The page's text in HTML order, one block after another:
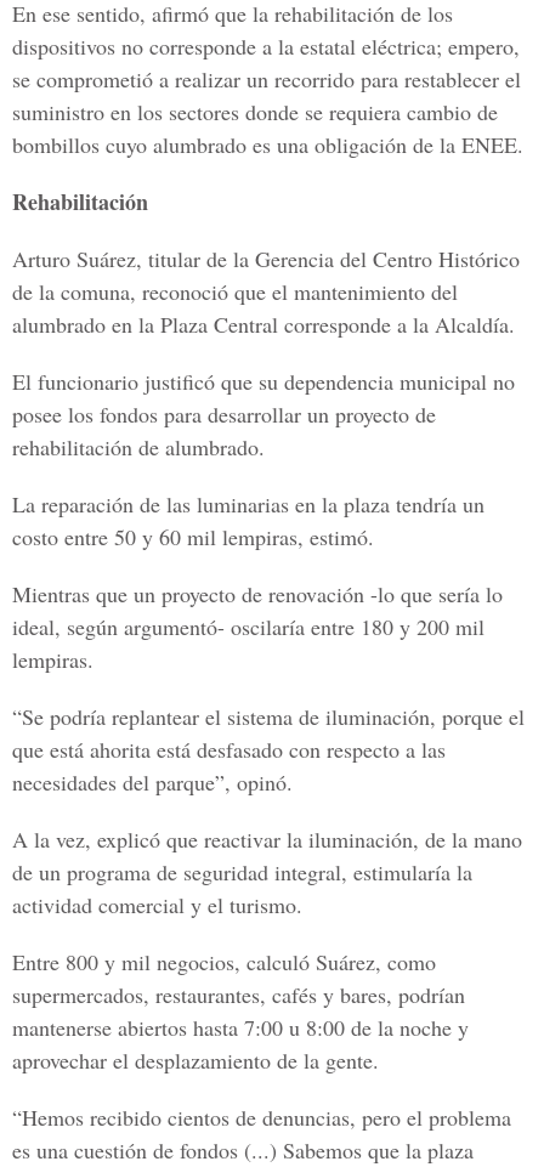
En ese sentido, afirmó que la rehabilitación de los
dispositivos no corresponde a la estatal eléctrica; empero,
se comprometió a realizar un recorrido para restablecer el
suministro en los sectores donde se requiera cambio de
bombillos cuyo alumbrado es una obligación de la ENEE.
Rehabilitación
Arturo Suárez, titular de la Gerencia del Centro Histórico
de la comuna, reconoció que el mantenimiento del
alumbrado en la Plaza Central corresponde a la Alcaldía.
El funcionario justificó que su dependencia municipal no
posee los fondos para desarrollar un proyecto de
rehabilitación de alumbrado.
La reparación de las luminarias en la plaza tendría un
costo entre 50 y 60 mil lempiras, estimó.
Mientras que un proyecto de renovación -lo que sería lo
ideal, según argumentó- oscilaría entre 180 y 200 mil
lempiras.
“Se podría replantear el sistema de iluminación, porque el
que está ahorita está desfasado con respecto a las
necesidades del parque”, opinó.
A la vez, explicó que reactivar la iluminación, de la mano
de un programa de seguridad integral, estimularía la
actividad comercial y el turismo.
Entre 800 y mil negocios, calculó Suárez, como
supermercados, restaurantes, cafés y bares, podrían
mantenerse abiertos hasta 7:00 u 8:00 de la noche y
aprovechar el desplazamiento de la gente.
“Hemos recibido cientos de denuncias, pero el problema
es una cuestión de fondos (...) Sabemos que la plaza